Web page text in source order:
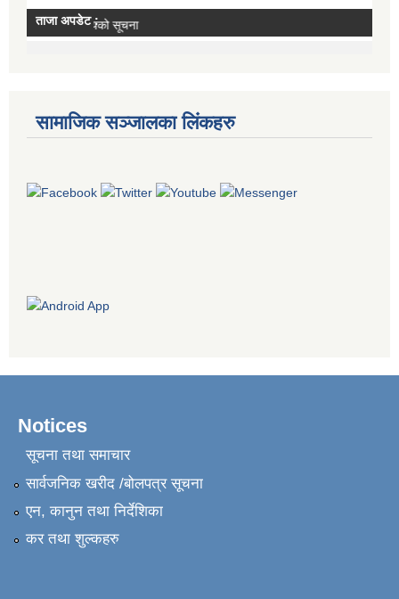
सामाजिक सञ्जालका लिंकहरु
Notices
सूचना तथा समाचार
सार्वजनिक खरीद /बोलपत्र सूचना
एन, कानुन तथा निर्देशिका
कर तथा शुल्कहरु